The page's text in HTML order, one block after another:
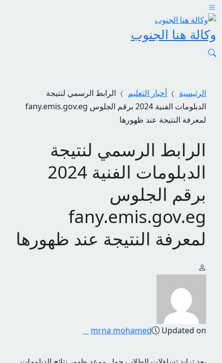
وكالة هنا الجنوب
الرئيسية أخبار التعليم
الرابط الرسمي لنتيجة
الدبلومات الفنية 2024 برقم الجلوس fany.emis.gov.eg
لمعرفة النتيجة عند ظهورها
الرابط الرسمي لنتيجة
الدبلومات الفنية 2024
برقم الجلوس
fany.emis.gov.eg
لمعرفة النتيجة عند ظهورها
mrna mohamed Updated on